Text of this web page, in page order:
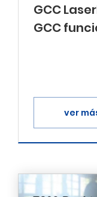
GCC
GCC
ver